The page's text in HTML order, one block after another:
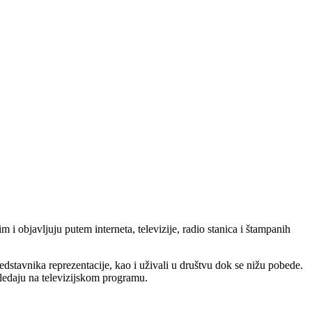
i objavljuju putem interneta, televizije, radio stanica i štampanih
reprezentacije, kao i uživali u društvu dok se nižu pobede.
na televizijskom programu.